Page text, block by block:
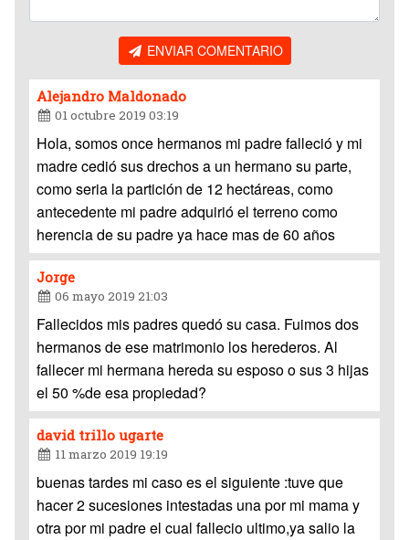
ENVIAR COMENTARIO
Alejandro Maldonado
01 octubre 2019 03:19
Hola, somos once hermanos mi padre falleció y mi
madre cedió sus drechos a un hermano su parte,
como seria la partición de 12 hectáreas, como
antecedente mi padre adquirió el terreno como
herencia de su padre ya hace mas de 60 años
Jorge
06 mayo 2019 21:03
Fallecidos mis padres quedó su casa. Fuimos dos
hermanos de ese matrimonio los herederos. Al
fallecer mi hermana hereda su esposo o sus 3 hijas
el 50 %de esa propiedad?
david trillo ugarte
11 marzo 2019 19:19
buenas tardes mi caso es el siguiente :tuve que
hacer 2 sucesiones intestadas una por mi mama y
otra por mi padre el cual fallecio ultimo,ya salio la